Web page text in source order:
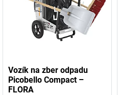
Vozík na zber odpadu
Picobello Compact –
FLORA